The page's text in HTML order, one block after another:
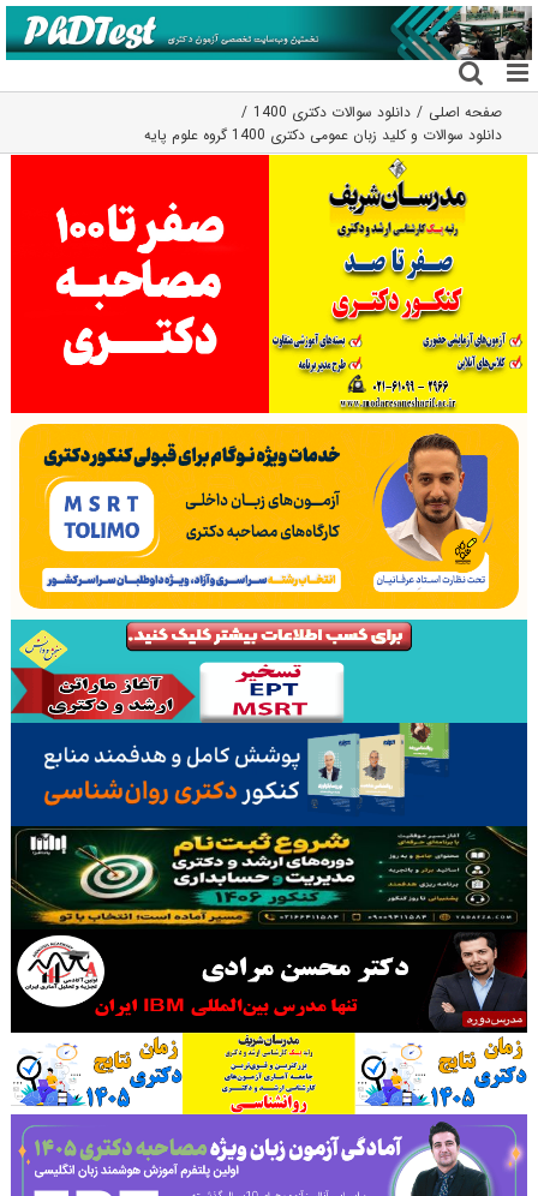
رفتن
به
محتوا
صفحه اصلی
دانلود سوالات دکتری 1400
دانلود سوالات و کلید زبان عمومی دکتری 1400 گروه علوم پایه